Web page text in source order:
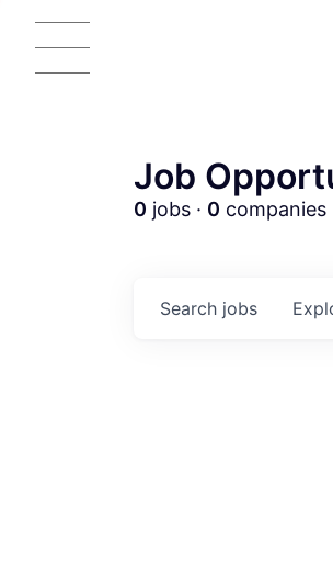
Job
0 jobs · 0 companies
Search jobs